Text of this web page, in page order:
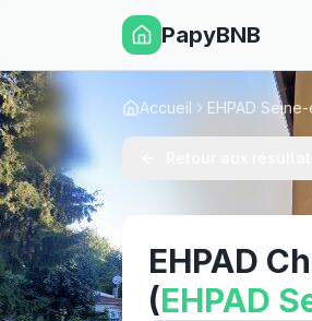
PapyBNB
Accueil EHPAD
EHPAD
(EHPAD